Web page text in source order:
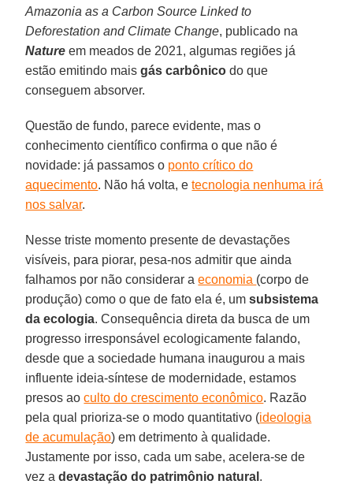
Amazonia as a Carbon Source Linked to
Deforestation and Climate Change, publicado na
Nature em meados de 2021, algumas regiões já
estão emitindo maisgás carbônico do que
conseguem absorver.
Questão de fundo, parece evidente, mas o
conhecimento científico confirma o que não é
novidade: já passamos o ponto crítico do
aquecimento. Não há volta, etecnologia nenhuma irá
nos salvar.
Nesse triste momento presente de devastações
visíveis, para piorar, pesa-nos admitir que ainda
falhamos por não considerar aeconomia (corpo de
produção) como o que de fato ela é, umsubsistema
da ecologia. Consequência direta da busca de um
progresso irresponsável ecologicamente falando,
desde que a sociedade humana inaugurou a mais
influente ideia-síntese de modernidade, estamos
presos aoculto do crescimento econômico. Razão
pela qual prioriza-se o modo quantitativo (ideologia
de acumulação) em detrimento à qualidade.
Justamente por isso, cada um sabe, acelera-se de
vez adevastação do patrimônio natural .